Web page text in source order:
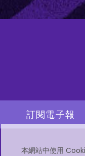
本網站中使用
訂閱電子報